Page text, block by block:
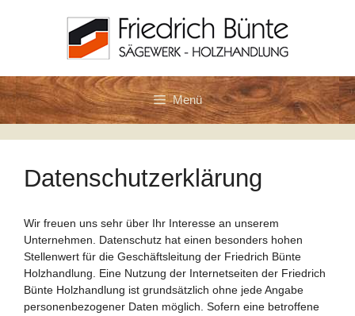
Menü
Datenschutzerklärung
Wir freuen uns sehr über Ihr Interesse an unserem
Unternehmen. Datenschutz hat einen besonders hohen
Stellenwert für die Geschäftsleitung der Friedrich Bünte
Holzhandlung. Eine Nutzung der Internetseiten der Friedrich
Bünte Holzhandlung ist grundsätzlich ohne jede Angabe
personenbezogener Daten möglich. Sofern eine betroffene